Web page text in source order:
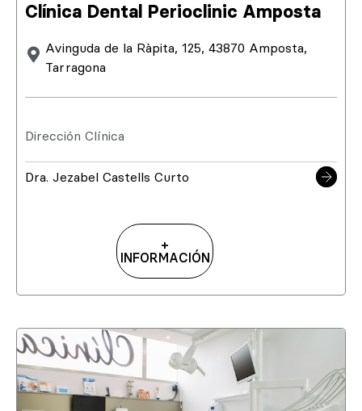
Clínica Dental Perioclinic Amposta
Avinguda de la Ràpita, 125, 43870 Amposta,
Tarragona
Dirección Clínica
Dra. Jezabel Castells Curto
+
INFORMACIÓN